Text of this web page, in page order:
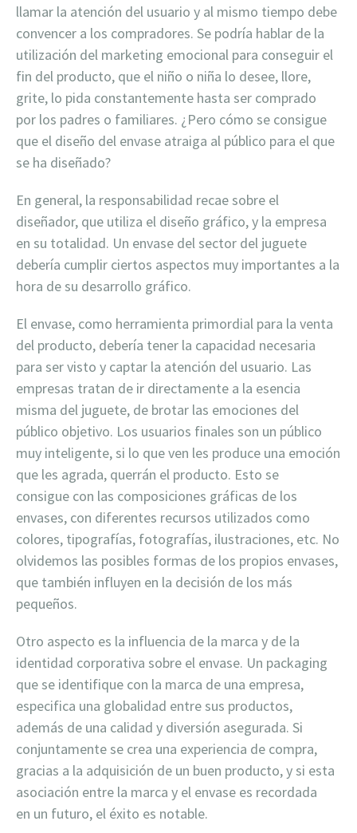
llamar la atención del usuario y al mismo tiempo debe
convencer a los compradores. Se podría hablar de la
utilización del marketing emocional para conseguir el
fin del producto, que el niño o niña lo desee, llore,
grite, lo pida constantemente hasta ser comprado
por los padres o familiares. ¿Pero cómo se consigue
que el diseño del envase atraiga al público para el que
se ha diseñado?
En general, la responsabilidad recae sobre el
diseñador, que utiliza el diseño gráfico, y la empresa
en su totalidad. Un envase del sector del juguete
debería cumplir ciertos aspectos muy importantes a la
hora de su desarrollo gráfico.
El envase, como herramienta primordial para la venta
del producto, debería tener la capacidad necesaria
para ser visto y captar la atención del usuario. Las
empresas tratan de ir directamente a la esencia
misma del juguete, de brotar las emociones del
público objetivo. Los usuarios finales son un público
muy inteligente, si lo que ven les produce una emoción
que les agrada, querrán el producto. Esto se
consigue con las composiciones gráficas de los
envases, con diferentes recursos utilizados como
colores, tipografías, fotografías, ilustraciones, etc. No
olvidemos las posibles formas de los propios envases,
que también influyen en la decisión de los más
pequeños.
Otro aspecto es la influencia de la marca y de la
identidad corporativa sobre el envase. Un packaging
que se identifique con la marca de una empresa,
especifica una globalidad entre sus productos,
además de una calidad y diversión asegurada. Si
conjuntamente se crea una experiencia de compra,
gracias a la adquisición de un buen producto, y si esta
asociación entre la marca y el envase es recordada
en un futuro, el éxito es notable.